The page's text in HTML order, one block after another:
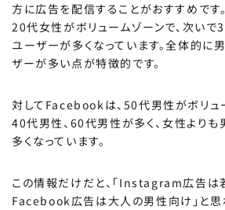
方に広告を配信することがおすすめで
20代女性がボリュームゾーンで、次い
ユーザーが多くなっています。全体的に
ザーが多い点が特徴的です。
対してFacebookは、50代男性がボリュ
40代男性、60代男性が多く、女性より
多くなっています。
この情報だけだと、「Instagram広告は
Facebook広告は大人の男性向け」と思